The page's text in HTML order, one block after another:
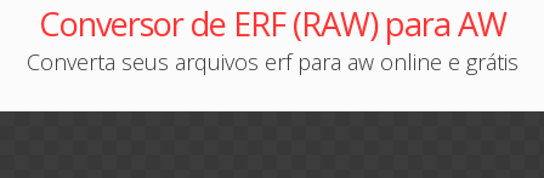
Conversor de ERF (RAW) para AW
Converta seus arquivos erf para aw online e grátis